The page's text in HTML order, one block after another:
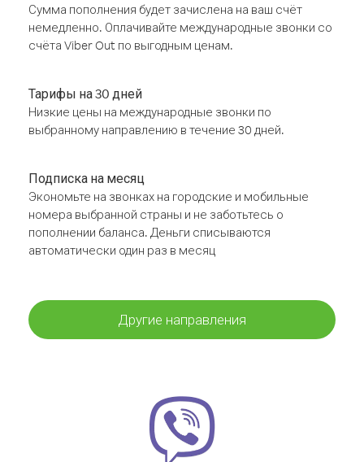
Сумма пополнения будет зачислена на ваш счёт
немедленно. Оплачивайте международные звонки со
счёта Viber Out по выгодным ценам.
Тарифы на 30 дней
Низкие цены на международные звонки по
выбранному направлению в течение 30 дней.
Подписка на месяц
Экономьте на звонках на городские и мобильные
номера выбранной страны и не заботьтесь о
пополнении баланса. Деньги списываются
автоматически один раз в месяц
Другие направления